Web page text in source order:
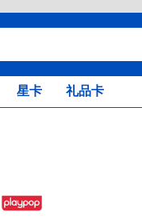
星卡 礼品卡